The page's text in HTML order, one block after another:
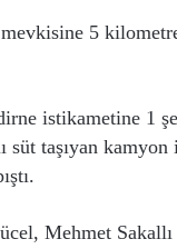
5
istikametine 1
taşıyan kamyon
Mehmet Sakallı